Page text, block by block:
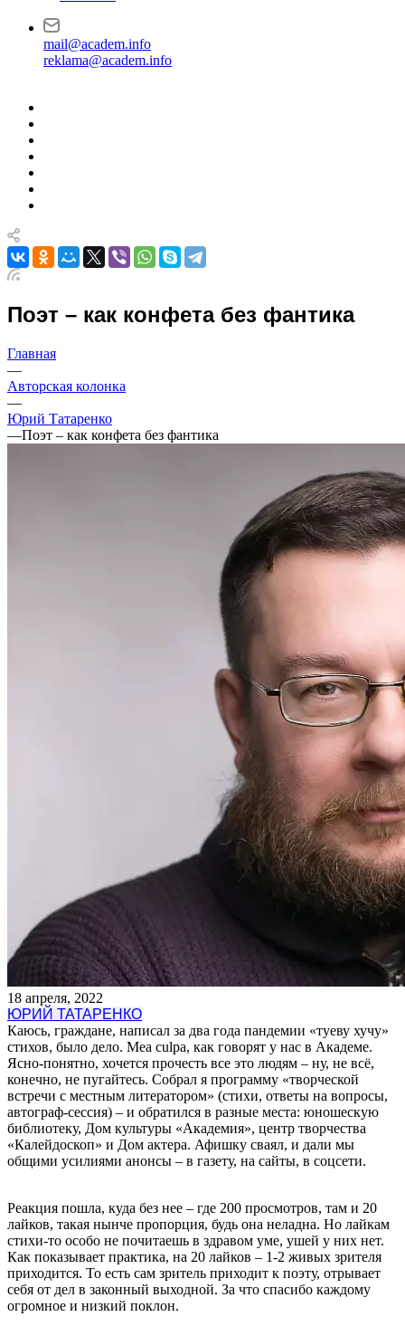
mail@academ.info
reklama@academ.info
Поэт – как конфета без фантика
Главная
—
Авторская колонка
—
Юрий Татаренко
—Поэт – как конфета без фантика
18 апреля, 2022
ЮРИЙ ТАТАРЕНКО
Каюсь, граждане, написал за два года пандемии «туеву хучу»
стихов, было дело. Mea culpa, как говорят у нас в Академе.
Ясно-понятно, хочется прочесть все это людям – ну, не всё,
конечно, не пугайтесь. Собрал я программу «творческой
встречи с местным литератором» (стихи, ответы на вопросы,
автограф-сессия) – и обратился в разные места: юношескую
библиотеку, Дом культуры «Академия», центр творчества
«Калейдоскоп» и Дом актера. Афишку сваял, и дали мы
общими усилиями анонсы – в газету, на сайты, в соцсети.
Реакция пошла, куда без нее – где 200 просмотров, там и 20
лайков, такая нынче пропорция, будь она неладна. Но лайкам
стихи-то особо не почитаешь в здравом уме, ушей у них нет.
Как показывает практика, на 20 лайков – 1-2 живых зрителя
приходится. То есть сам зритель приходит к поэту, отрывает
себя от дел в законный выходной. За что спасибо каждому
огромное и низкий поклон.